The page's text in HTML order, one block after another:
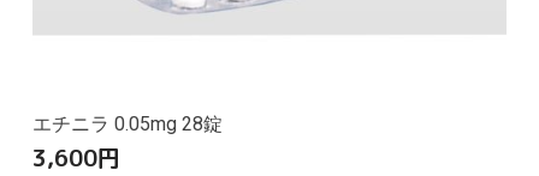
エチニラ 0.05mg 28錠
3,600円